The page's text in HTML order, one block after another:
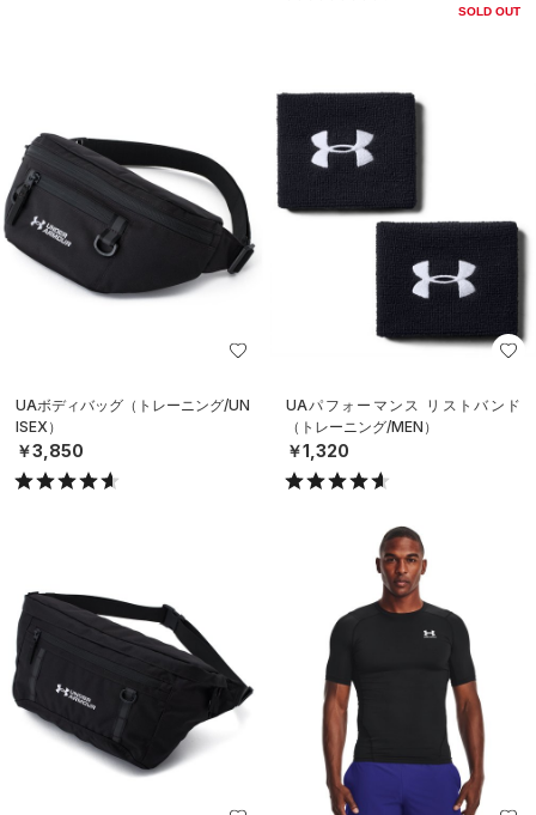
SOLD OUT
UAボディバッグ（トレーニング/UN
ISEX）
￥3,850
UAパフォーマンス リストバンド
（トレーニング/MEN）
￥1,320